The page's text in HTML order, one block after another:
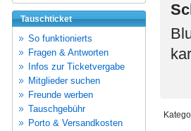
Tauschticket
So funktionierts
Fragen & Antworten
Infos zur Ticketvergabe
Mitglieder suchen
Freunde werben
Tauschgebühr
Porto & Versandkosten